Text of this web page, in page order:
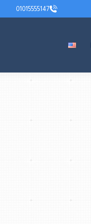
01015555147